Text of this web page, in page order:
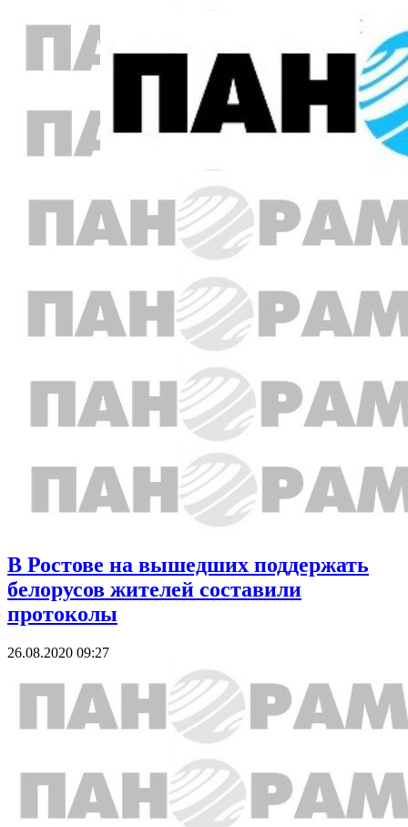
В Ростове на вышедших поддержать
белорусов жителей составили
протоколы
26.08.2020 09:27